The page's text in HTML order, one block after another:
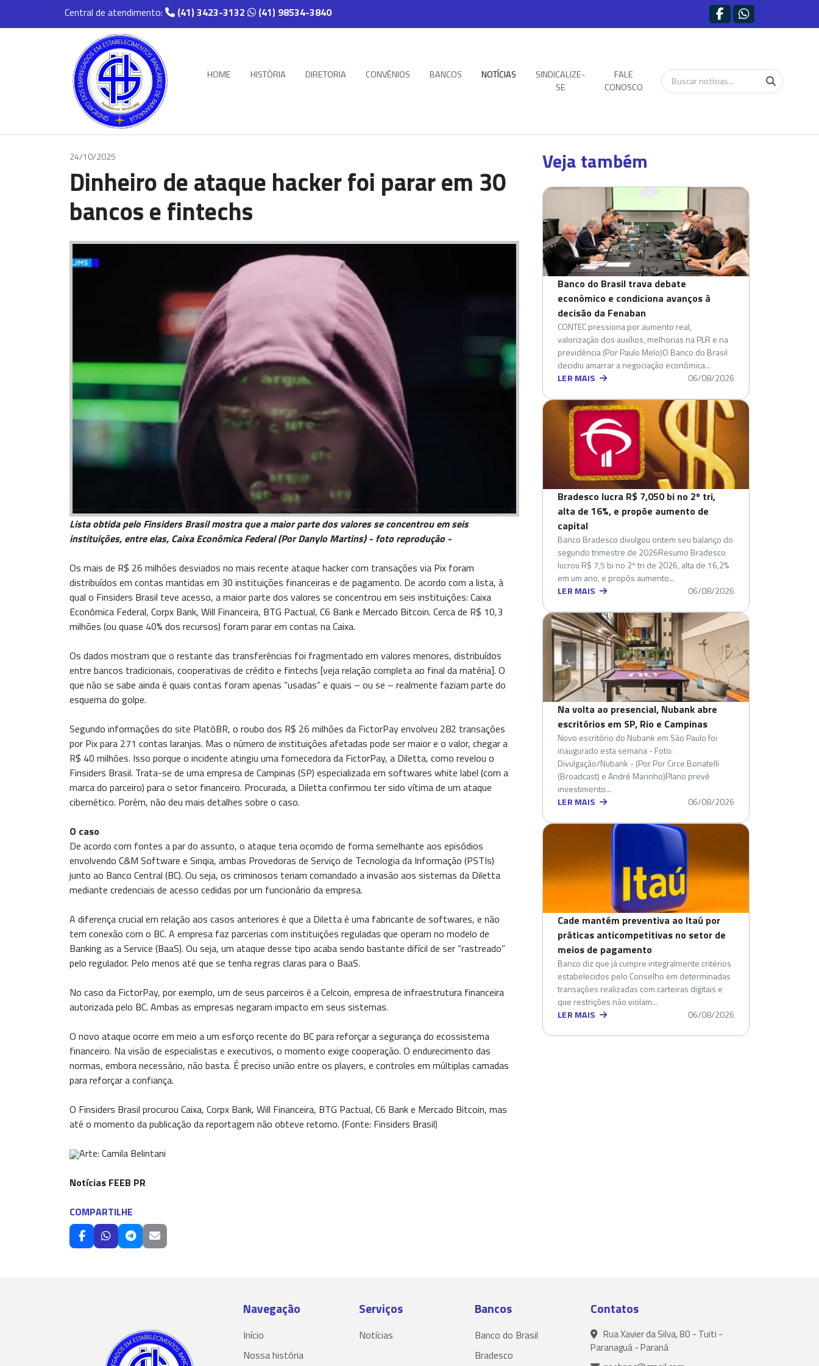
Central de atendimento: (41) 3423-3132 (41) 98534-3840
HOME HISTÓRIA DIRETORIA CONVÊNIOS BANCOS NOTÍCIAS
SINDICALIZE-
SE
FALE
CONOSCO
24/10/2025
Dinheiro de ataque hacker foi parar em 30
bancos e fintechs
Lista obtida pelo Finsiders Brasil mostra que a maior parte dos valores se concentrou em seis
instituições, entre elas, Caixa Econômica Federal (Por Danylo Martins) - foto reprodução -
Os mais de R$ 26 milhões desviados no mais recente ataque hacker com transações via Pix foram
distribuídos em contas mantidas em 30 instituições financeiras e de pagamento. De acordo com a lista, à
qual o Finsiders Brasil teve acesso, a maior parte dos valores se concentrou em seis instituições: Caixa
Econômica Federal, Corpx Bank, Will Financeira, BTG Pactual, C6 Bank e Mercado Bitcoin. Cerca de R$ 10,3
milhões (ou quase 40% dos recursos) foram parar em contas na Caixa.
Os dados mostram que o restante das transferências foi fragmentado em valores menores, distribuídos
entre bancos tradicionais, cooperativas de crédito e fintechs [veja relação completa ao final da matéria]. O
que não se sabe ainda é quais contas foram apenas “usadas” e quais – ou se – realmente faziam parte do
esquema do golpe.
Segundo informações do site PlatôBR, o roubo dos R$ 26 milhões da FictorPay envolveu 282 transações
por Pix para 271 contas laranjas. Mas o número de instituições afetadas pode ser maior e o valor, chegar a
R$ 40 milhões. Isso porque o incidente atingiu uma fornecedora da FictorPay, a Diletta, como revelou o
Finsiders Brasil. Trata-se de uma empresa de Campinas (SP) especializada em softwares white label (com a
marca do parceiro) para o setor financeiro. Procurada, a Diletta confirmou ter sido vítima de um ataque
cibernético. Porém, não deu mais detalhes sobre o caso.
O caso
De acordo com fontes a par do assunto, o ataque teria ocorrido de forma semelhante aos episódios
envolvendo C&M Software e Sinqia, ambas Provedoras de Serviço de Tecnologia da Informação (PSTIs)
junto ao Banco Central (BC). Ou seja, os criminosos teriam comandado a invasão aos sistemas da Diletta
mediante credenciais de acesso cedidas por um funcionário da empresa.
A diferença crucial em relação aos casos anteriores é que a Diletta é uma fabricante de softwares, e não
tem conexão com o BC. A empresa faz parcerias com instituições reguladas que operam no modelo de
Banking as a Service (BaaS). Ou seja, um ataque desse tipo acaba sendo bastante difícil de ser “rastreado”
pelo regulador. Pelo menos até que se tenha regras claras para o BaaS.
No caso da FictorPay, por exemplo, um de seus parceiros é a Celcoin, empresa de infraestrutura financeira
autorizada pelo BC. Ambas as empresas negaram impacto em seus sistemas.
O novo ataque ocorre em meio a um esforço recente do BC para reforçar a segurança do ecossistema
financeiro. Na visão de especialistas e executivos, o momento exige cooperação. O endurecimento das
normas, embora necessário, não basta. É preciso união entre os players, e controles em múltiplas camadas
para reforçar a confiança.
O Finsiders Brasil procurou Caixa, Corpx Bank, Will Financeira, BTG Pactual, C6 Bank e Mercado Bitcoin, mas
até o momento da publicação da reportagem não obteve retorno. (Fonte: Finsiders Brasil)
Arte: Camila Belintani
Notícias FEEB PR
COMPARTILHE
Veja também
Banco do Brasil trava debate
econômico e condiciona avanços à
decisão da Fenaban
CONTEC pressiona por aumento real,
valorização dos auxílios, melhorias na PLR e na
previdência (Por Paulo Melo)O Banco do Brasil
decidiu amarrar a negociação econômica...
LER MAIS
06/08/2026
Bradesco lucra R$ 7,050 bi no 2º tri,
alta de 16%, e propõe aumento de
capital
Banco Bradesco divulgou ontem seu balanço do
segundo trimestre de 2026Resumo Bradesco
lucrou R$ 7,5 bi no 2º tri de 2026, alta de 16,2%
em um ano, e propôs aumento...
LER MAIS
06/08/2026
Na volta ao presencial, Nubank abre
escritórios em SP, Rio e Campinas
Novo escritório do Nubank em São Paulo foi
inaugurado esta semana - Foto:
Divulgação/Nubank - (Por Por Circe Bonatelli
(Broadcast) e André Marinho)Plano prevê
investimento...
LER MAIS
06/08/2026
Cade mantém preventiva ao Itaú por
práticas anticompetitivas no setor de
meios de pagamento
Banco diz que já cumpre integralmente critérios
estabelecidos pelo Conselho em determinadas
transações realizadas com carteiras digitais e
que restrições não violam...
LER MAIS
06/08/2026
Navegação
Início
Nossa história
Serviços
Notícias
Bancos
Banco do Brasil
Bradesco
Contatos
Rua Xavier da Silva, 80 - Tuiti -
Paranaguá - Paraná